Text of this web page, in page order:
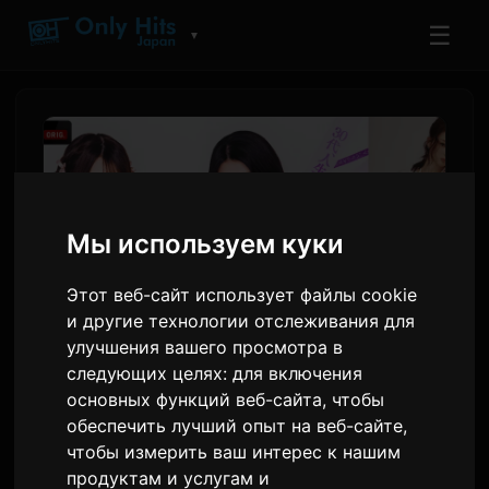
Мы используем куки
Этот веб-сайт использует файлы cookie
и другие технологии отслеживания для
улучшения вашего просмотра в
следующих целях:для включения
основных функций веб-сайта, чтобы
обеспечить лучший опыт на веб-сайте,
чтобы измерить ваш интерес к нашим
продуктам и услугам и
▼ ☰
Gyubin и chilldspot создали
саундтреки для третьего
сезона шоу 'Девушка или